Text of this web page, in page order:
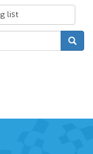
list